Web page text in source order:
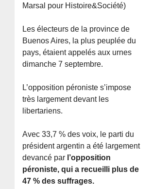
Marsal pour Histoire&Société)
Les électeurs de la province de
Buenos Aires, la plus peuplée du
pays, étaient appelés aux urnes
dimanche 7 septembre.
L’opposition péroniste s’impose
très largement devant les
libertariens.
Avec 33,7 % des voix, le parti du
président argentin a été largement
devancé par l’opposition
péroniste, qui a recueilli plus de
47 % des suffrages.